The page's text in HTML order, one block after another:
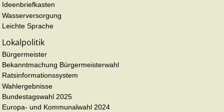
Ideenbriefkasten
Wasserversorgung
Leichte Sprache
Lokalpolitik
Bürgermeister
Bekanntmachung Bürgermeisterwahl
Ratsinformationssystem
Wahlergebnisse
Bundestagswahl 2025
Europa- und Kommunalwahl 2024